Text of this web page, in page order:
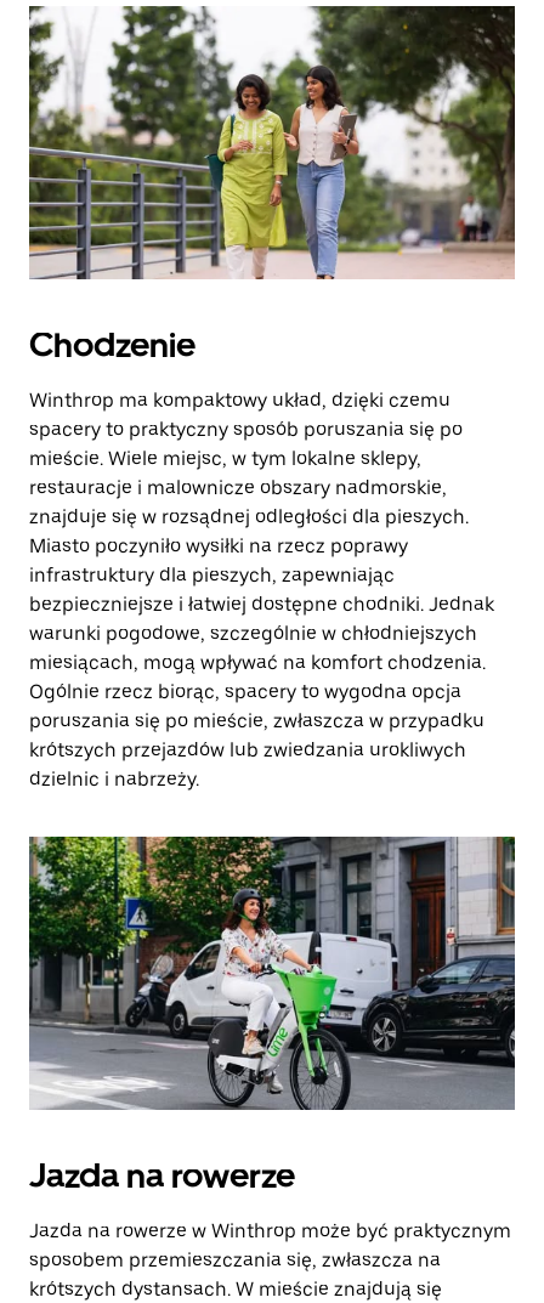
zamknąć
kalendarz.
Chodzenie
Winthrop ma kompaktowy układ, dzięki czemu
spacery to praktyczny sposób poruszania się po
mieście. Wiele miejsc, w tym lokalne sklepy,
restauracje i malownicze obszary nadmorskie,
znajduje się w rozsądnej odległości dla pieszych.
Miasto poczyniło wysiłki na rzecz poprawy
infrastruktury dla pieszych, zapewniając
bezpieczniejsze i łatwiej dostępne chodniki. Jednak
warunki pogodowe, szczególnie w chłodniejszych
miesiącach, mogą wpływać na komfort chodzenia.
Ogólnie rzecz biorąc, spacery to wygodna opcja
poruszania się po mieście, zwłaszcza w przypadku
krótszych przejazdów lub zwiedzania urokliwych
dzielnic i nabrzeży.
Jazda na rowerze
Jazda na rowerze w Winthrop może być praktycznym
sposobem przemieszczania się, zwłaszcza na
krótszych dystansach. W mieście znajdują się